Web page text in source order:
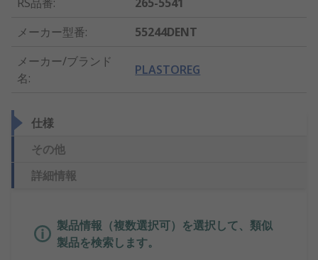
RS品番:
265-5541
メーカー型番:
55244DENT
メーカー/ブランド
名:
PLASTOREG
仕様
その他
詳細情報
製品情報（複数選択可）を選択して、類似
製品を検索します。